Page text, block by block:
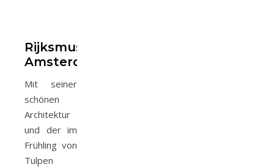
Rijksmuseum
Amsterdam
Mit seiner
schönen
Architektur
und der im
Frühling von
Tulpen